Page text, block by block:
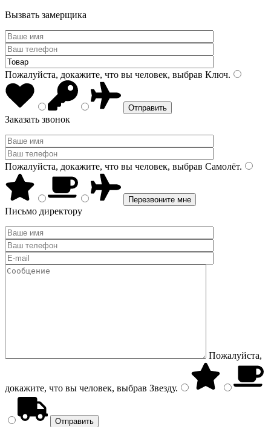
Вызвать замерщика
Пожалуйста, докажите, что вы человек, выбрав Ключ.
Заказать звонок
Пожалуйста, докажите, что вы человек, выбрав Самолёт.
Письмо директору
Пожалуйста,
докажите, что вы человек, выбрав Звезду.